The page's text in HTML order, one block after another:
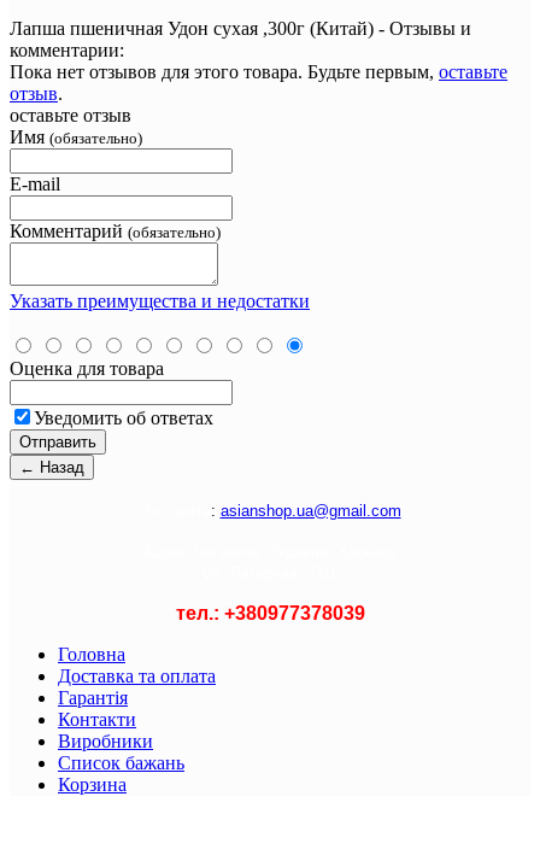
Лапша пшеничная Удон сухая ,300г (Китай) - Отзывы и
комментарии:
Пока нет отзывов для этого товара. Будьте первым, оставьте
отзыв.
оставьте отзыв
Имя (обязательно)
E-mail
Комментарий (обязательно)
Указать преимущества и недостатки
Оценка для товара
Уведомить об ответах
: asianshop.ua@gmail.com
тел.: +380977378039
Головна
Доставка та оплата
Гарантія
Контакти
Виробники
Список бажань
Корзина